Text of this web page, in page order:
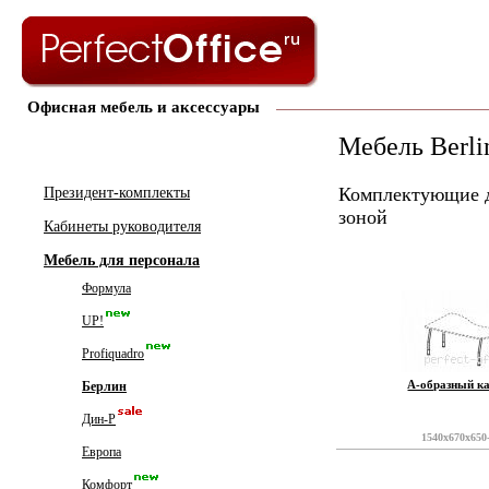
Офисная мебель и аксессуары
Президент-комплекты
Кабинеты руководителя
Мебель для персонала
Формула
UP!
Profiquadro
Берлин
Дин-Р
Европа
Комфорт
Мебель
Комплектующие
зоной
А-образный